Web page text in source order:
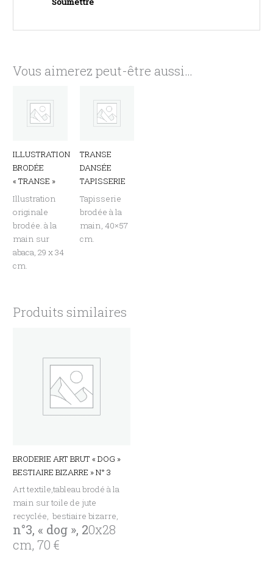
Vous aimerez peut-être aussi…
ILLUSTRATION
BRODÉE
« TRANSE »
Illustration
originale
brodée. à la
main sur
abaca, 29 x 34
cm.
TRANSE
DANSÉE
TAPISSERIE
Tapisserie
brodée à la
main, 40×57
cm.
Produits similaires
BRODERIE ART BRUT « DOG »
BESTIAIRE BIZARRE » N° 3
Art textile,tableau brodé à la
main sur toile de jute
recyclée, bestiaire bizarre,
n°3, « dog », 20x28
cm, 70 €